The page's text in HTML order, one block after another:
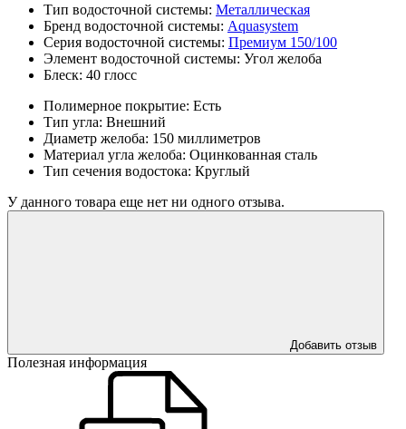
Тип водосточной системы: Металлическая
Бренд водосточной системы: Aquasystem
Серия водосточной системы: Премиум 150/100
Элемент водосточной системы: Угол желоба
Блеск: 40 глосс
Полимерное покрытие: Есть
Тип угла: Внешний
Диаметр желоба: 150 миллиметров
Материал угла желоба: Оцинкованная сталь
Тип сечения водостока: Круглый
У данного товара еще нет ни одного отзыва.
Добавить отзыв
Полезная информация